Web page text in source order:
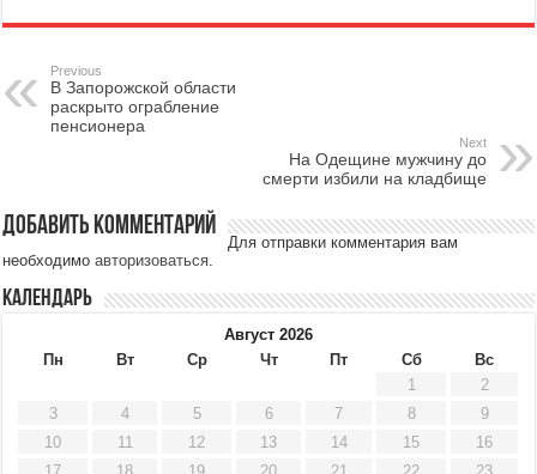
Previous
В Запорожской области
раскрыто ограбление
пенсионера
Next
На Одещине мужчину до
смерти избили на кладбище
Добавить комментарий
Для отправки комментария вам
необходимоавторизоваться.
Календарь
Август 2026
Пн
Вт Ср Чт Пт Сб
Вс
1
2
3
4 5 6 7 8
9
10
11 12 13 14 15
16